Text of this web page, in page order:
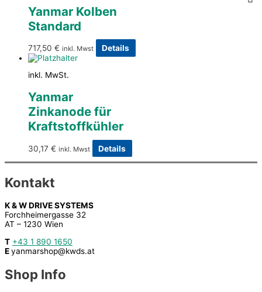
Yanmar Kolben
Standard
717,50 € inkl. Mwst Details
inkl. MwSt.
Yanmar
Zinkanode für
Kraftstoffkühler
30,17 € inkl. Mwst Details
Kontakt
K & W DRIVE SYSTEMS
Forchheimergasse 32
AT – 1230 Wien
T +43 1 890 1650
Eyanmarshop@kwds.at
Shop Info